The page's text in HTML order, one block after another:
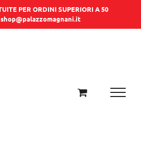
PER ORDINI SUPERIORI A 50
shop@palazzomagnani.it